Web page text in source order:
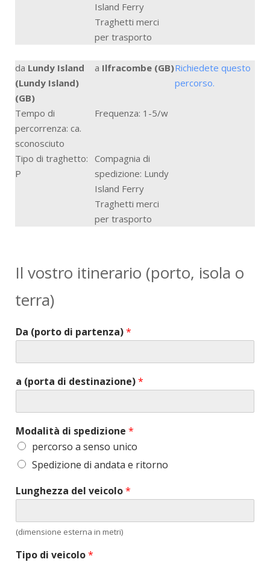
Island Ferry
Traghetti merci
per trasporto
da Lundy Island
(Lundy Island)
(GB)
a Ilfracombe (GB)Richiedete questo
percorso.
Tempo di
percorrenza: ca.
sconosciuto
Frequenza: 1-5/w
Tipo di traghetto:
P
Compagnia di
spedizione: Lundy
Island Ferry
Traghetti merci
per trasporto
Il vostro itinerario (porto, isola o
terra)
Da (porto di partenza)*
a (porta di destinazione)*
Modalità di spedizione *
percorso a senso unico
Spedizione di andata e ritorno
Lunghezza del veicolo*
(dimensione esterna in metri)
Tipo di veicolo*